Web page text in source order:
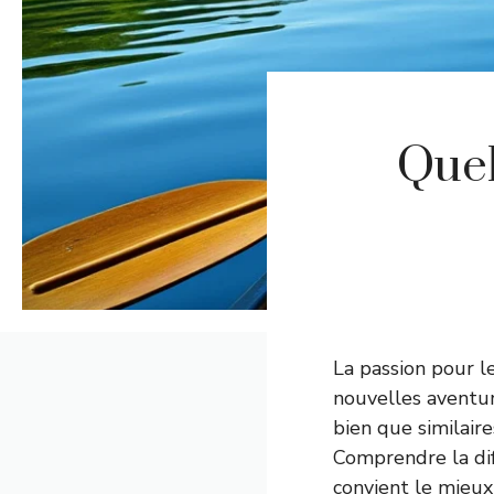
La passion pour
nouvelles
bien que
Comprendre la
convient le